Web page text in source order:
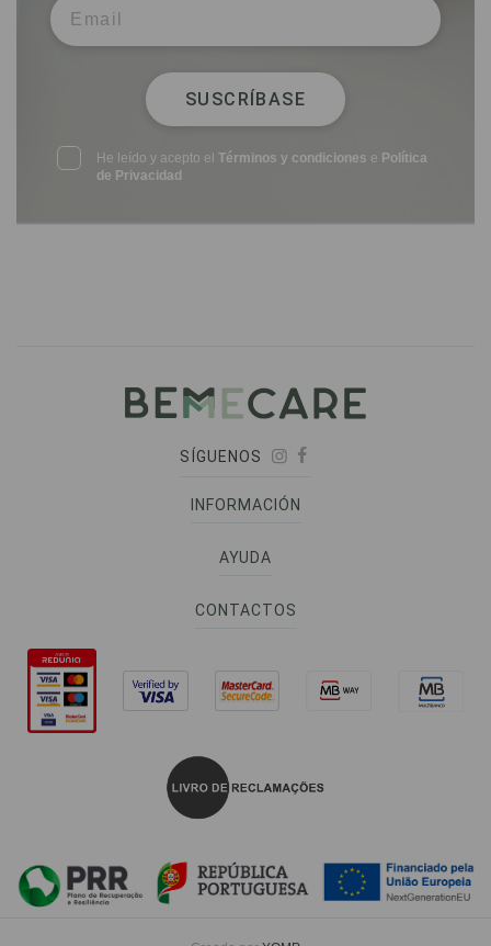
SUSCRÍBASE
He leído y acepto elTérminos y condiciones e Política
de Privacidad
SÍGUENOS
INFORMACIÓN
AYUDA
CONTACTOS